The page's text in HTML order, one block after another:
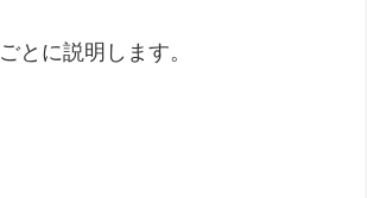
とに説明します。